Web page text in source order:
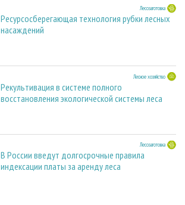
Лесозаготовка
Ресурсосберегающая технология рубки лесных
насаждений
Лесное хозяйство
Рекультивация в системе полного
восстановления экологической системы леса
Лесозаготовка
В России введут долгосрочные правила
индексации платы за аренду леса